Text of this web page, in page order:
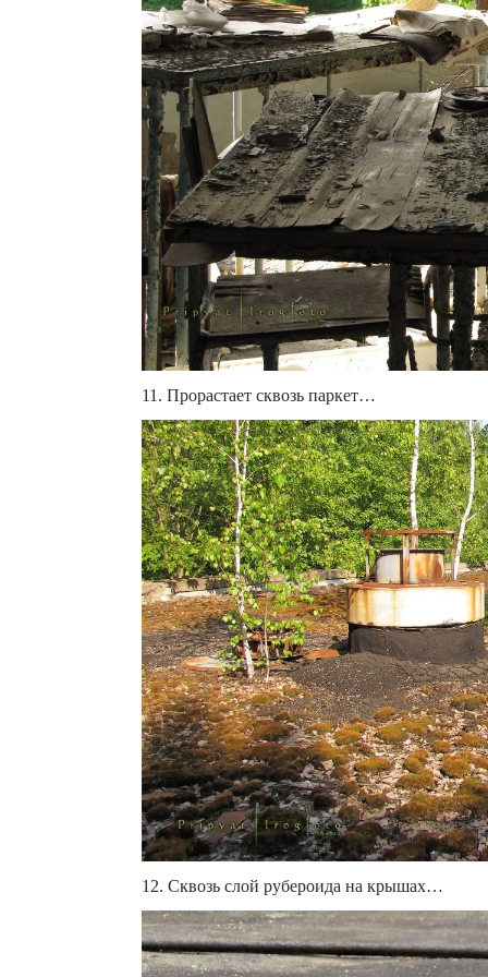
11. Прорастает сквозь паркет…
12. Сквозь слой рубероида на крышах…